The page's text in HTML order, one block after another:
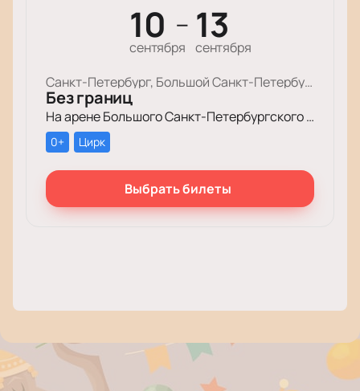
10
сентября
— 13
сентября
Санкт-Петербург, Большой Cанкт-Петербургский Государственный Цирк
Без границ
На арене Большого Санкт-Петербургского государственного цирка пройдет уникальное цирковое шоу «Без границ»!
0+ Цирк
Выбрать билеты